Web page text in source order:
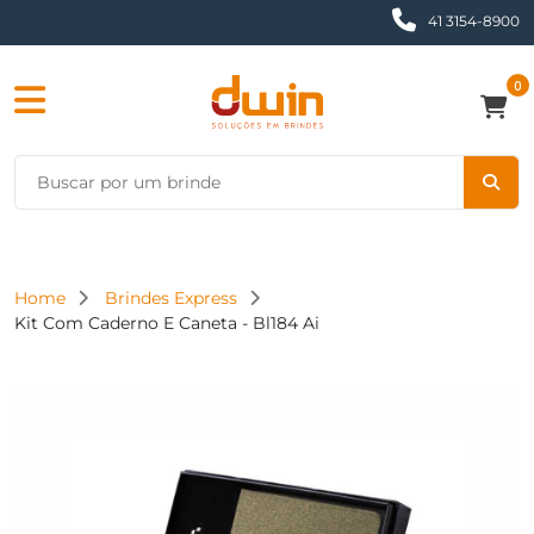
41 3154-8900
0
Home
Brindes Express
Kit Com Caderno E Caneta - Bl184 Ai